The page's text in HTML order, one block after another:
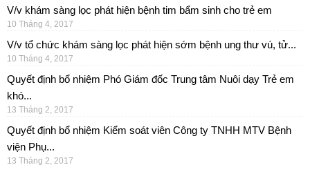
V/v khám sàng lọc phát hiện bệnh tim bẩm sinh cho trẻ em
10 Tháng 4, 2017
V/v tổ chức khám sàng lọc phát hiện sớm bệnh ung thư vú, tử...
10 Tháng 4, 2017
Quyết định bổ nhiệm Phó Giám đốc Trung tâm Nuôi dạy Trẻ em
khó...
13 Tháng 2, 2017
Quyết định bổ nhiệm Kiểm soát viên Công ty TNHH MTV Bệnh
viện Phụ...
13 Tháng 2, 2017